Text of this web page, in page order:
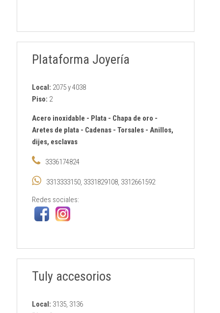
Plataforma Joyería
Local: 2075 y 4038
Piso: 2
Acero inoxidable - Plata- Chapa de oro -
Aretes de plata- Cadenas- Torsales - Anillos,
dijes, esclavas
3336174824
3313333150, 3331829108, 3312661592
Redes sociales:
Tuly accesorios
Local: 3135, 3136